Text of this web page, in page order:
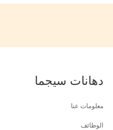
دهانات سيجما
معلومات عنا
الوظائف